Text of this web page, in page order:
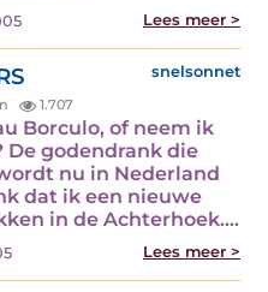
Lees meer >
snelsonnet
1.707
Borculo, of neem ik
De godendrank die
nu in Nederland
dat ik een nieuwe
in de Achterhoek.…
Lees meer >